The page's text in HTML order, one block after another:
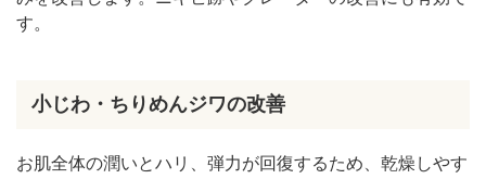
す。
小じわ・ちりめんジワの改善
お肌全体の潤いとハリ、弾力が回復するため、乾燥しやす